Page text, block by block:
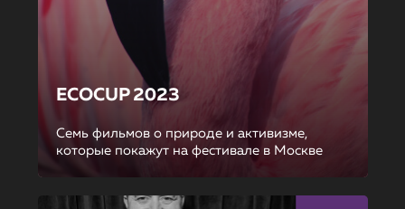
ECOCUP 2023
Семь фильмов о природе и активизме,
которые покажут на фестивале в Москве